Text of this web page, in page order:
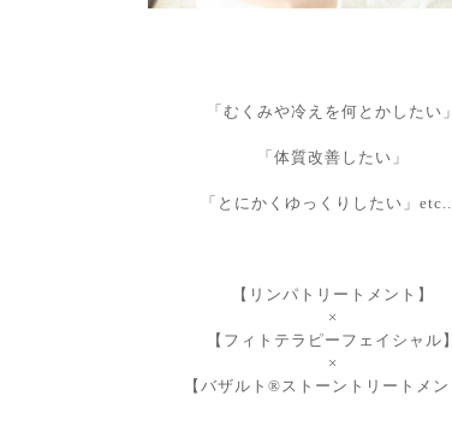
「むくみや冷えを何とかしたい
「体質改善したい」
「とにかくゆっくりしたい 」
【リンパトリートメント】
×
【フィトテラピーフェイシャル
×
【バザルト®︎ストーントリートメ